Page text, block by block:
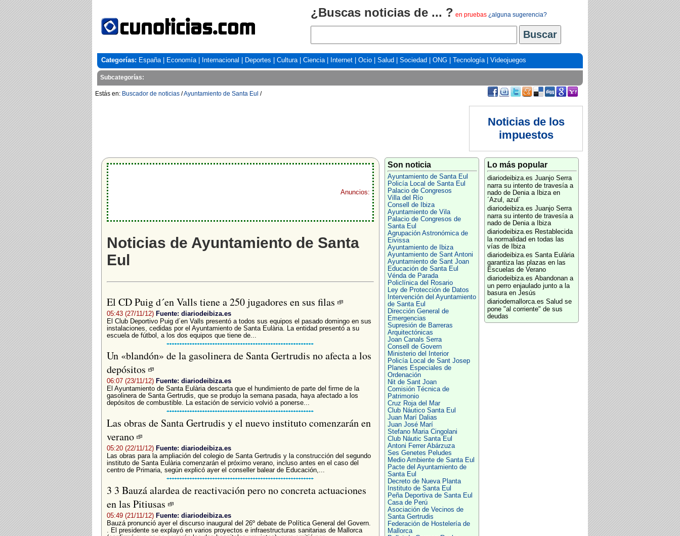
¿Buscas noticias de ... ? en pruebas ¿alguna sugerencia?
Categorías: España| Economía| Internacional Deportes Cultura| Ciencia| Internet Ocio Salud Sociedad ONG Tecnología| Videojuegos
Subcategorías:
Estás en: Buscador de noticias /Ayuntamiento de Santa Eul /
Noticias de los
impuestos
Anuncios:
Noticias de Ayuntamiento de Santa
Eul
El CD Puig d´en Valls tiene a 250 jugadores en sus filas
05:43 (27/11/12) Fuente: diariodeibiza.es
El Club Deportivo Puig d´en Valls presentó a todos sus equipos el pasado domingo en sus
instalaciones, cedidas por el Ayuntamiento de Santa Eulària. La entidad presentó a su
escuela de fútbol, a los dos equipos que tiene de...
Un «blandón» de la gasolinera de Santa Gertrudis no afecta a los
depósitos
06:07 (23/11/12) Fuente: diariodeibiza.es
El Ayuntamiento de Santa Eulària descarta que el hundimiento de parte del firme de la
gasolinera de Santa Gertrudis, que se produjo la semana pasada, haya afectado a los
depósitos de combustible. La estación de servicio volvió a ponerse...
Las obras de Santa Gertrudis y el nuevo instituto comenzarán en
verano
05:20 (22/11/12) Fuente: diariodeibiza.es
­Las obras para la ampliación del colegio de Santa Gertrudis y la construcción del segundo
instituto de Santa Eulària comenzarán el próximo verano, incluso antes en el caso del
centro de Primaria, según explicó ayer el conseller balear de Educación,...
3 3 Bauzá alardea de reactivación pero no concreta actuaciones
en las Pitiusas
05:49 (21/11/12) Fuente: diariodeibiza.es
Bauzá pronunció ayer el discurso inaugural del 26º debate de Política General del Govern.
. El presidente se explayó en varios proyectos e infraestructuras sanitarias de Mallorca
Son noticia
Ayuntamiento de Santa Eul
Policía Local de Santa Eul
Palacio de Congresos
Villa del Río
Consell de Ibiza
Ayuntamiento de Vila
Palacio de Congresos de
Santa Eul
Agrupación Astronómica de
Eivissa
Ayuntamiento de Ibiza
Ayuntamiento de Sant Antoni
Ayuntamiento de Sant Joan
Educación de Santa Eul
Vénda de Parada
Policlínica del Rosario
Ley de Protección de Datos
Intervención del Ayuntamiento
de Santa Eul
Dirección General de
Emergencias
Supresión de Barreras
Arquitectónicas
Joan Canals Serra
Consell de Govern
Ministerio del Interior
Policía Local de Sant Josep
Planes Especiales de
Ordenación
Nit de Sant Joan
Comisión Técnica de
Patrimonio
Cruz Roja del Mar
Club Náutico Santa Eul
Juan Marí Dalias
Juan José Marí
Stefano Maria Cingolani
Club Náutic Santa Eul
Antoni Ferrer Abárzuza
Ses Genetes Peludes
Medio Ambiente de Santa Eul
Pacte del Ayuntamiento de
Santa Eul
Decreto de Nueva Planta
Instituto de Santa Eul
Peña Deportiva de Santa Eul
Casa de Perú
Asociación de Vecinos de
Santa Gertrudis
Federación de Hostelería de
Mallorca
Lo más popular
diariodeibiza.es Juanjo Serra
narra su intento de travesía a
nado de Denia a Ibiza en
´Azul, azul´
diariodeibiza.es Juanjo Serra
narra su intento de travesía a
nado de Denia a Ibiza
diariodeibiza.es Restablecida
la normalidad en todas las
vías de Ibiza
diariodeibiza.es Santa Eulària
garantiza las plazas en las
Escuelas de Verano
diariodeibiza.es Abandonan a
un perro enjaulado junto a la
basura en Jesús
diariodemallorca.es Salud se
pone "al corriente" de sus
deudas